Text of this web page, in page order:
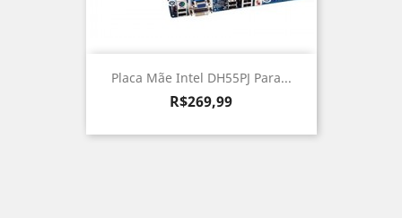
Placa Mãe Intel DH55PJ Para...
Preço
R$269,99